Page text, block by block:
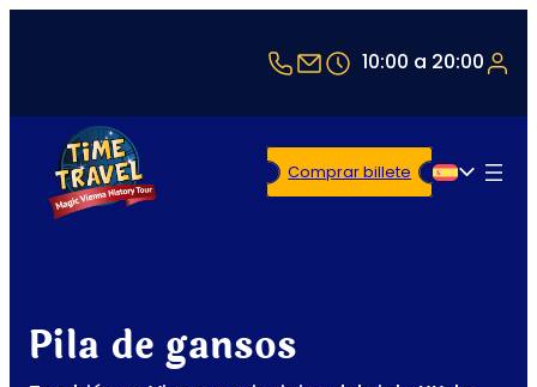
+43 1 5321514
office@timetravel-
10:00 a 20:00
Español
Comprar billete
Pila de gansos